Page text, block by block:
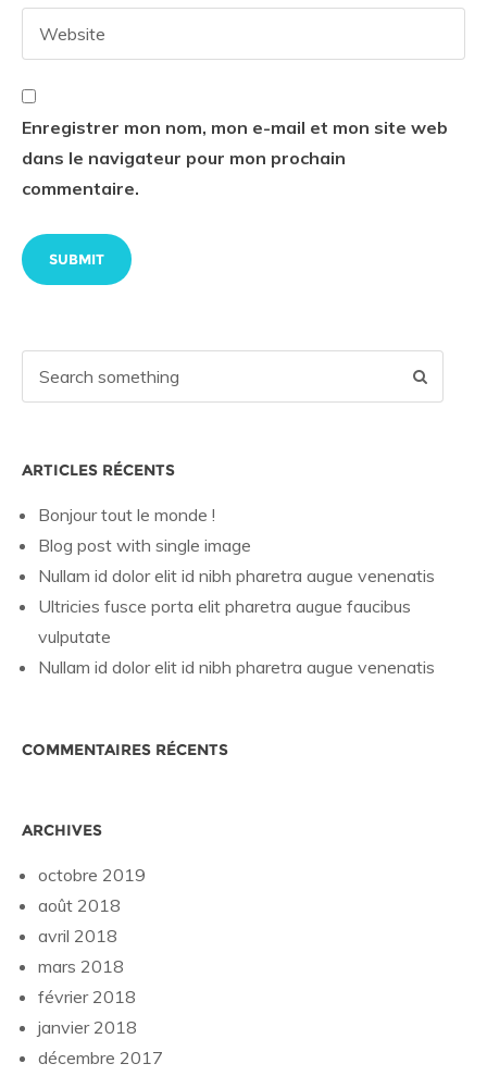
Enregistrer mon nom, mon e-mail et mon site web
dans le navigateur pour mon prochain
commentaire.
ARTICLES RÉCENTS
Bonjour tout le monde !
Blog post with single image
Nullam id dolor elit id nibh pharetra augue venenatis
Ultricies fusce porta elit pharetra augue faucibus
vulputate
Nullam id dolor elit id nibh pharetra augue venenatis
COMMENTAIRES RÉCENTS
ARCHIVES
octobre 2019
août 2018
avril 2018
mars 2018
février 2018
janvier 2018
décembre 2017